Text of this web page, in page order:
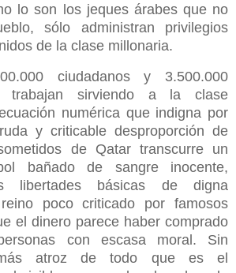
lo son los jeques árabes que no
sólo administran privilegios
de la clase millonaria.
ciudadanos y 3.500.000
trabajan sirviendo a la clase
numérica que indigna por
y criticable desproporción de
de Qatar transcurre un
bañado de sangre inocente,
libertades básicas de digna
poco criticado por famosos
el dinero parece haber comprado
con escasa moral. Sin
atroz de todo que es el